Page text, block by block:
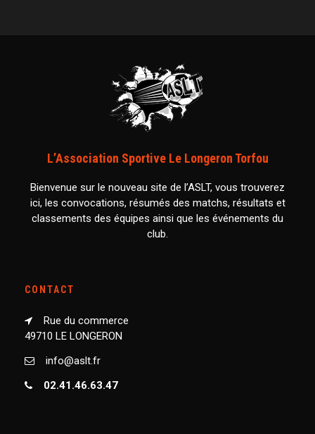
L’Association Sportive Le Longeron Torfou
Bienvenue sur le nouveau site de l’ASLT, vous trouverez
ici, les convocations, résumés des matchs, résultats et
classements des équipes ainsi que les événements du
club.
CONTACT
Rue du commerce
49710 LE LONGERON
info@aslt.fr
02.41.46.63.47